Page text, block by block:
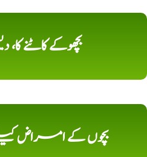
بچھوکے کاٹنے
بچوں کے امراض